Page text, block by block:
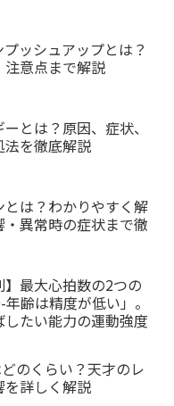
ッシュアップとは？
意点まで解説
とは？原因、症状、
法を徹底解説
は？わかりやすく解
異常時の症状まで徹
】最大心拍数の2つの
齢は精度が低い」。
たい能力の運動強度
のくらい？天才のレ
を詳しく解説